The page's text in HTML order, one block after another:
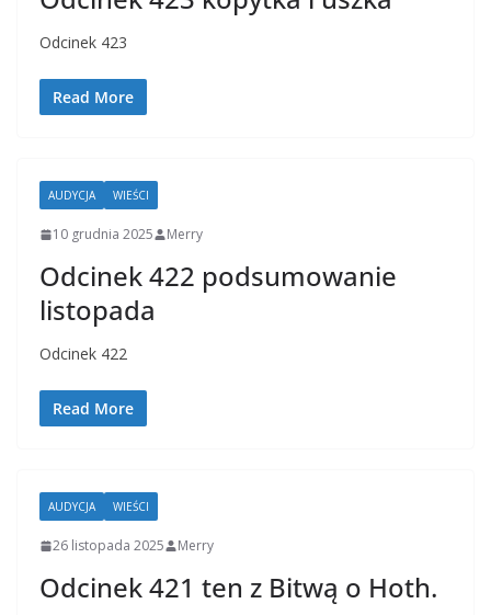
Odcinek 423
Read More
AUDYCJA WIEŚCI
10 grudnia 2025 Merry
Odcinek 422 podsumowanie
listopada
Odcinek 422
Read More
AUDYCJA WIEŚCI
26 listopada 2025 Merry
Odcinek 421 ten z Bitwą o Hoth.